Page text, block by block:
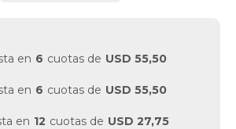
en 6 cuotas de USD 55,50
en 6 cuotas de USD 55,50
en 12 cuotas de USD 27,75